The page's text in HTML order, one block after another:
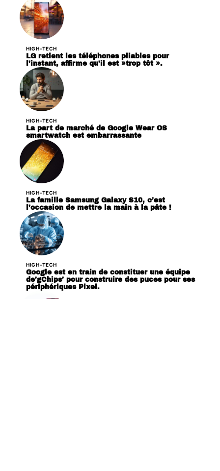
HIGH-TECH
LG retient les téléphones pliables pour
l’instant, affirme qu’il est »trop tôt ».
HIGH-TECH
La part de marché de Google Wear OS
smartwatch est embarrassante
HIGH-TECH
La famille Samsung Galaxy S10, c’est
l’occasion de mettre la main à la pâte !
HIGH-TECH
Google est en train de constituer une équipe
de’gChips’ pour construire des puces pour ses
périphériques Pixel.